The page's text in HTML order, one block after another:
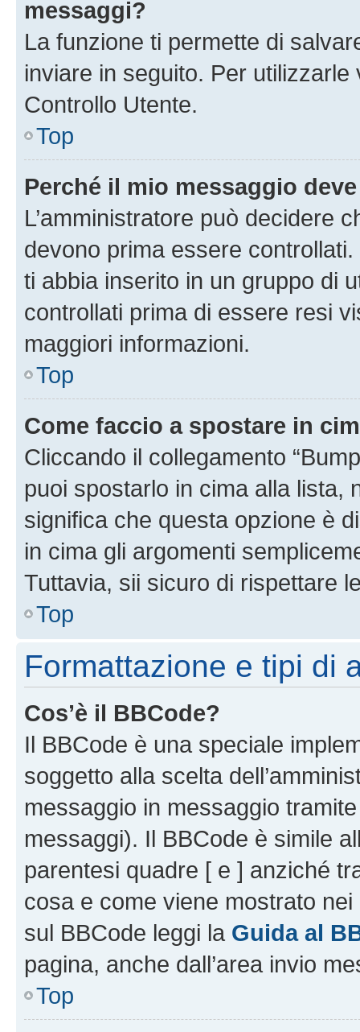
messaggi?
La funzione ti permette di
inviare in seguito. Per utilizzarle
Controllo Utente.
Top
Perché il mio messaggio
L’amministratore può decidere
devono prima essere
ti abbia inserito in un gruppo di
controllati prima di essere resi
maggiori informazioni.
Top
Come faccio a spostare in
Cliccando il collegamento
puoi spostarlo in cima alla lista,
significa che questa opzione è
in cima gli argomenti
Tuttavia, sii sicuro di rispettare
Top
Formattazione e tipi di
Cos’è il BBCode?
Il BBCode è una speciale
soggetto alla scelta
messaggio in messaggio
messaggi). Il BBCode è simile
parentesi quadre [ e ] anziché
cosa e come viene mostrato
sul BBCode leggi la Guida al
pagina, anche dall’area invio
Top